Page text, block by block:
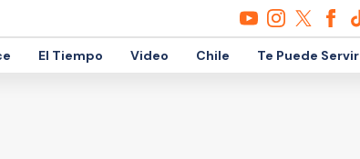
El Tiempo Video Chile Te Puede Servir